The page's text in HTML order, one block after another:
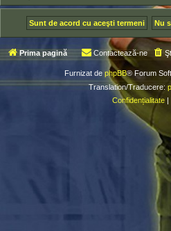
Prima pagină Contactează-ne
Furnizat de phpBB® Forum
Translation/Traducere:
Confidențialitate |